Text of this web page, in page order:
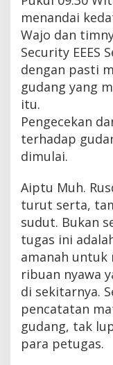
menandai
Wajo dan
Security EEES
dengan pasti
gudang yang
itu.
Pengecekan
terhadap
dimulai.
​Aiptu Muh.
turut serta,
sudut. Bukan
tugas ini
amanah untuk
ribuan nyawa
di sekitarnya.
pencatatan
gudang, tak
para petugas.